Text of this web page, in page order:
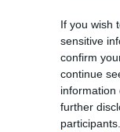
If you wish
sensitive
confirm
continue
information
further